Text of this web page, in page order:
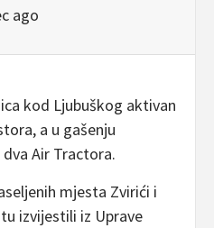
ago
kod Ljubuškog aktivan
a u gašenju
Air Tractora.
mjesta Zvirići i
izvijestili iz Uprave